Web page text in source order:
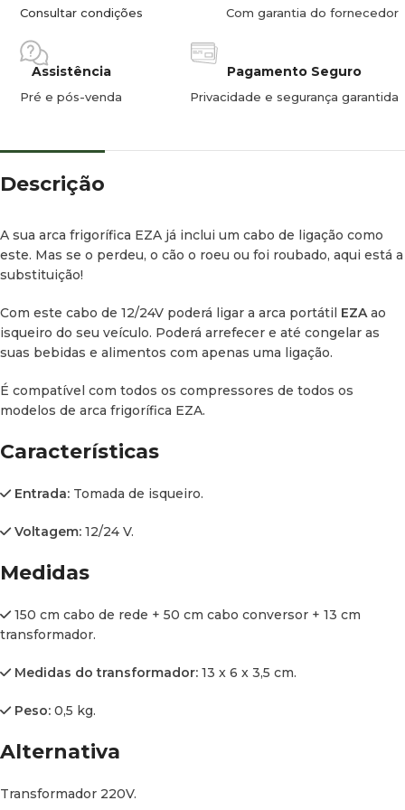
Alternativa
Compatível com
ARCA COMPRESSORA EZA BLIZZ – 30 LITROS
ARCA COMPRESSORA EZA BLIZZ DUAL – 39 LITROS
Consultar condições Com garantia do fornecedor
Assistência
Pré e pós-venda
Pagamento Seguro
Privacidade e segurança garantida
Descrição
A sua arca frigorífica EZA já inclui um cabo de ligação como
este. Mas se o perdeu, o cão o roeu ou foi roubado, aqui está a
substituição!
Com este cabo de 12/24V poderá ligar a arca portátil EZAao
isqueiro do seu veículo. Poderá arrefecer e até congelar as
suas bebidas e alimentos com apenas uma ligação.
É compatível com todos os compressores de todos os
modelos de arca frigorífica EZA.
Características
Entrada: Tomada de isqueiro.
Voltagem: 12/24 V.
Medidas
150 cm cabo de rede + 50 cm cabo conversor + 13 cm
transformador.
Medidas do transformador: 13 x 6 x 3,5 cm.
Peso: 0,5 kg.
Alternativa
Transformador 220V.